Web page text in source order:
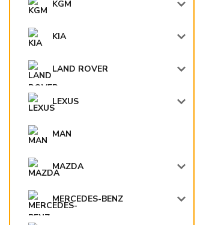
KGM
KIA
LAND ROVER
LEXUS
MAN
MAZDA
MERCEDES-BENZ